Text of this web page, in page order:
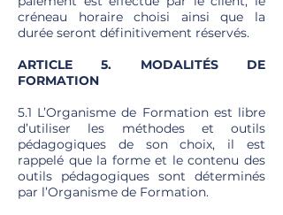
créneau horaire choisi ainsi que la
durée seront définitivement réservés.
ARTICLE 5. MODALITÉS DE
FORMATION
5.1 L’Organisme de Formation est libre
d’utiliser les méthodes et outils
pédagogiques de son choix, il est
rappelé que la forme et le contenu des
outils pédagogiques sont déterminés
par l’Organisme de Formation.